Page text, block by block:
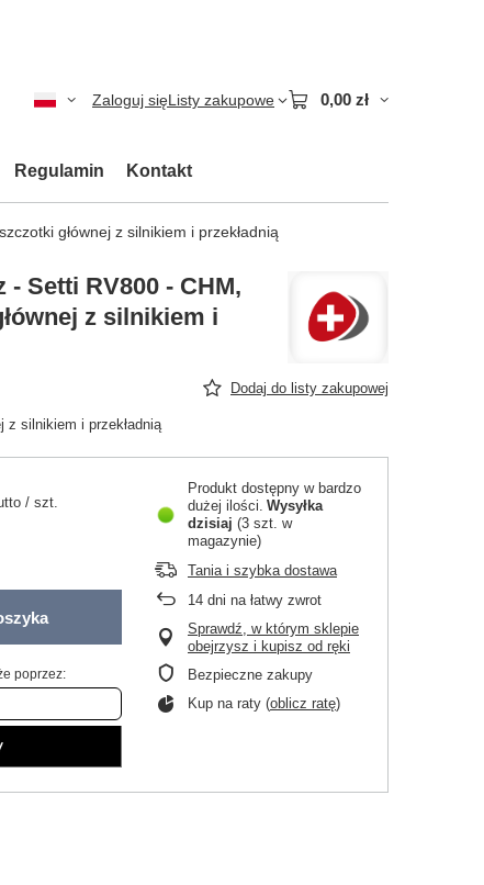
Zaloguj sięListy zakupowe 0,00 zł
Regulamin Kontakt
głównej z silnikiem i przekładnią
Setti RV800 - CHM,
z silnikiem i
Dodaj do listy zakupowej
z silnikiem i przekładnią
/ szt.
poprzez:
Produkt dostępny w bardzo
dużej ilości Wysyłka
dzisiaj (3 szt. w
magazynie)
Tania i szybka dostawa
14 dni na łatwy zwrot
Sprawdź, w którym sklepie
obejrzysz i kupisz od ręki
Bezpieczne zakupy
Kup na raty (oblicz ratę)